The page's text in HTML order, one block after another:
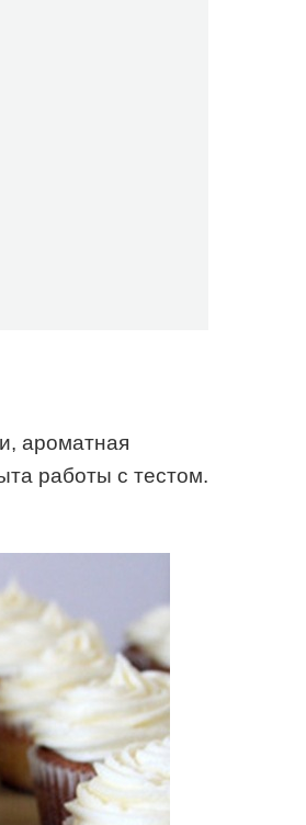
ароматная
работы с тестом.